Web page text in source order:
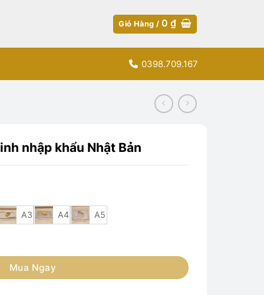
Giỏ Hàng / 0₫
0398.709.167
nhập khẩu Nhật Bản
A3 A4 A5
Mua Ngay